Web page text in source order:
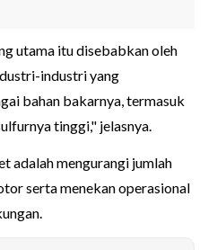
utama itu disebabkan oleh
industri yang
bahan bakarnya, termasuk
tinggi," jelasnya.
adalah mengurangi jumlah
serta menekan operasional